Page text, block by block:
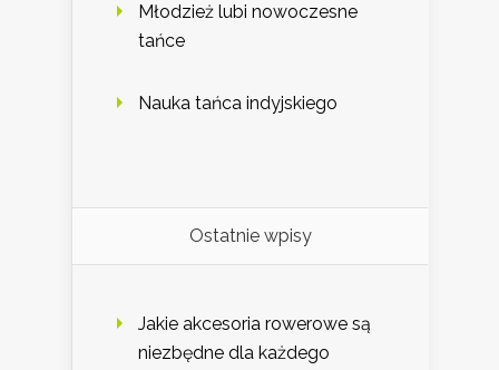
Młodzież lubi nowoczesne
tańce
Nauka tańca indyjskiego
Ostatnie wpisy
Jakie akcesoria rowerowe są
niezbędne dla każdego